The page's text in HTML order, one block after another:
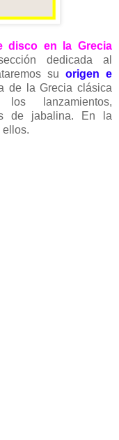
disco en la Grecia
dedicada al
suorigen e
de la Grecia clásica
lanzamientos,
de jabalina. En la
ellos.